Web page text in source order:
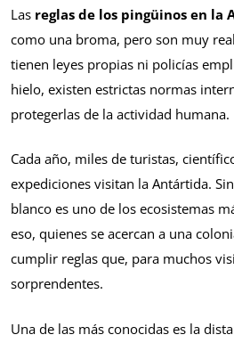
Las reglas de los pingüinos en la
como una broma, pero son muy
tienen leyes propias ni policías
hielo, existen estrictas normas
protegerlas de la actividad humana.
Cada año, miles de turistas,
expediciones visitan la Antártida.
blanco es uno de los ecosistemas
eso, quienes se acercan a una
cumplir reglas que, para muchos
sorprendentes.
Una de las más conocidas es la